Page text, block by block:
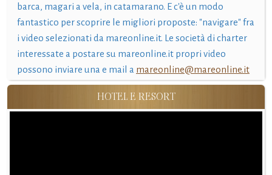
barca, magari a vela, in catamarano. E c'è un modo
fantastico per scoprire le migliori proposte: "navigare" fra
i video selezionati da mareonline.it. Le società di charter
interessate a postare su mareonline.it propri video
possono inviare una e mail a mareonline@mareonline.it
HOTEL E RESORT